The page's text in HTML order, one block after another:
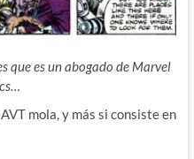
que es un abogado de Marvel
mola, y más si consiste en